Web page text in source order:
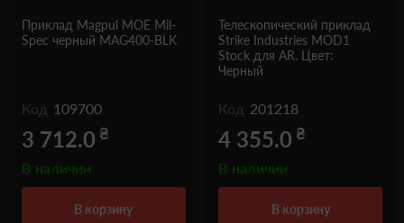
Приклад Magpul MOE Mil-
Spec черный MAG400-BLK
Код 109700
3 712.0 ₴
В наличии
в корзину
Телескопический приклад
Strike Industries MOD1
Stock для AR. Цвет:
Черный
Код 201218
4 355.0 ₴
В наличии
в корзину